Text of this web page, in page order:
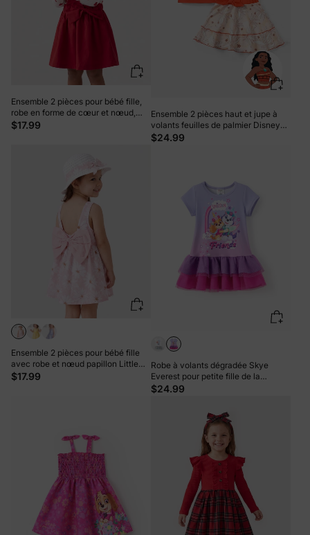
Ensemble 2 pièces pour bébé fille,
robe en forme de cœur et nœud,
rouge
$17.99
Ensemble 2 pièces haut et jupe à
volants feuilles de palmier Disney
Princess Moana pour petite
$24.99
Ensemble 2 pièces pour bébé fille
avec robe et nœud papillon Little
Daisy, rose
$17.99
Robe à volants dégradée Skye
Everest pour petite fille de la
Pat'Patrouille, violette
$24.99